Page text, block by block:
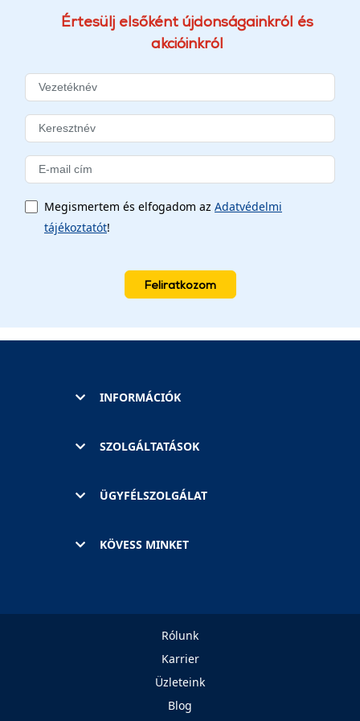
Értesülj elsőként újdonságainkról és
akcióinkról
Megismertem és elfogadom az Adatvédelmi
tájékoztatót!
Feliratkozom
INFORMÁCIÓK
SZOLGÁLTATÁSOK
ÜGYFÉLSZOLGÁLAT
KÖVESS MINKET
Rólunk
Karrier
Üzleteink
Blog